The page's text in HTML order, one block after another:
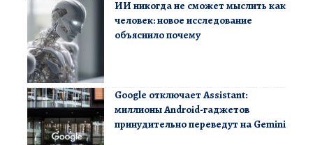
ИИ никогда не сможет мыслить как
человек: новое исследование
объяснило почему
Google отключает Assistant:
миллионы Android-гаджетов
принудительно переведут на Gemini